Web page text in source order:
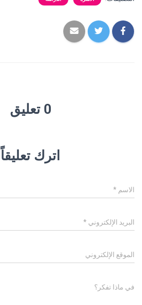
0 تعليق
اترك تعليقاً
الاسم *
البريد الإلكتروني *
الموقع الإلكتروني
في ماذا تفكر؟